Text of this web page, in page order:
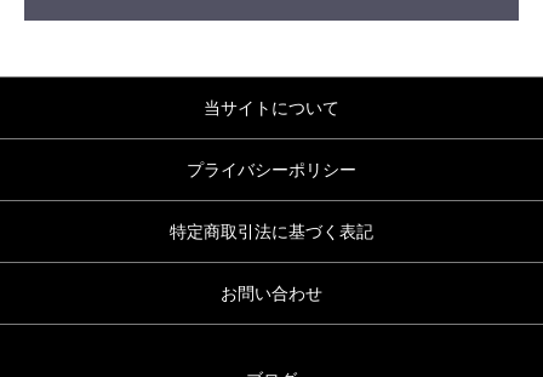
当サイトについて
プライバシーポリシー
特定商取引法に基づく表記
お問い合わせ